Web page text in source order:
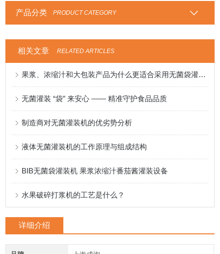
产品分类 PRODUCT CATEGORY
相关文章 RELATED ARTICLES
果浆、浓缩汁和大包装产品为什么更适合采用无菌袋灌装？
无菌灌装 “袋” 来安心 —— 精准守护食品品质
制造商对无菌灌装机的优劣势分析
液体无菌灌装机的工作原理与组成结构
BIB无菌袋灌装机 果浆浓缩汁番茄酱灌装设备
水果破碎打浆机的工艺是什么？
详细介绍